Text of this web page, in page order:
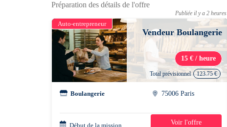
Préparation des détails de l'offre
Publiée il y a 2 heures
Auto-entrepreneur
Vendeur Boulangerie
15 € / heure
Total prévisionnel 123.75 €
Boulangerie 75006 Paris
Début de la mission
1 jour
Voir l'offre